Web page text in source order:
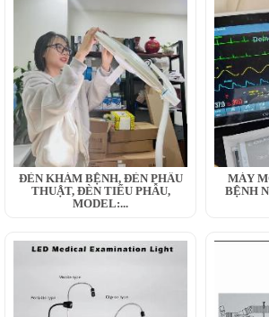
ĐÈN KHÁM BỆNH, ĐÈN PHẪU
THUẬT, ĐÈN TIỂU PHẪU,
MODEL:...
MÁY
BỆNH